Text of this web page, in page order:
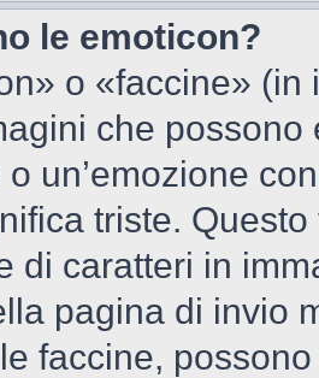
le emoticon?
o «faccine»
che
un’emozione
triste.
di caratteri in
pagina di invio
faccine,